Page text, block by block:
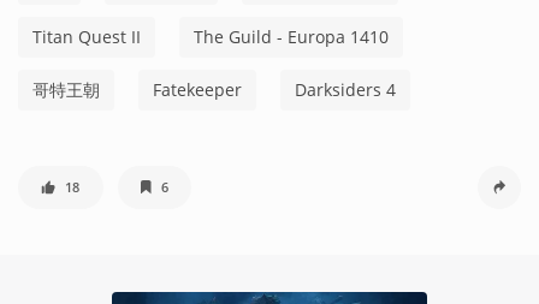
Titan Quest II The Guild - Europa 1410
哥特王朝 Fatekeeper Darksiders 4
18 6